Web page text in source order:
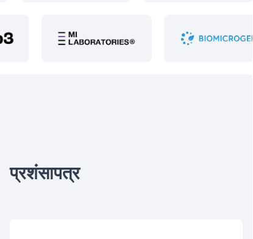
प्रशंसापत्र